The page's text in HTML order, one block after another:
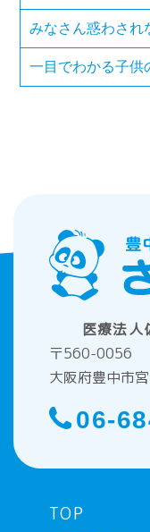
みなさん惑わされ
一目でわかる子供
医療法人
〒560-0056
大阪府豊中市
06-
TOP